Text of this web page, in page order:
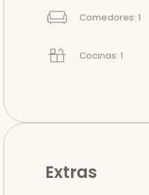
Comedores: 1
Cocinas: 1
Extras